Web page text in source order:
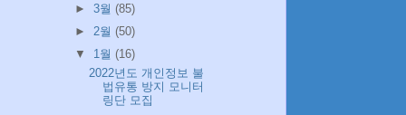
► 3월 (85)
► 2월 (50)
▼ 1월 (16)
2022년도 개인정보 불
법유통 방지 모니터
링단 모집